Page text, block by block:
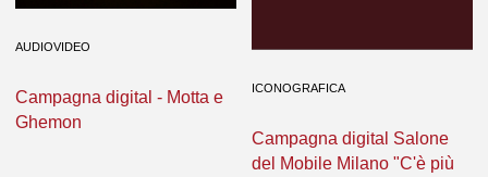
AUDIOVIDEO
Campagna digital - Motta e
Ghemon
ICONOGRAFICA
Campagna digital Salone
del Mobile Milano "C'è più